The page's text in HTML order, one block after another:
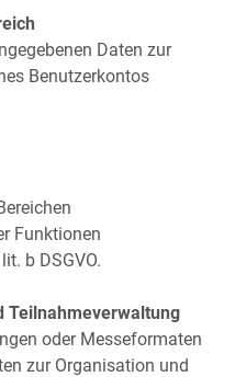
Daten zur
Benutzerkontos
Funktionen
b DSGVO.
Teilnahmeverwaltung
oder Messeformaten
zur Organisation und